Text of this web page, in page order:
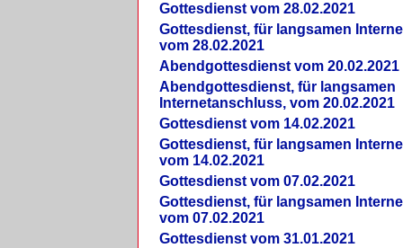
Gottesdienst vom 28.02.2021
Gottesdienst, für langsamen
vom 28.02.2021
Abendgottesdienst vom 20.02.2021
Abendgottesdienst, für langsamen
Internetanschluss, vom 20.02.2021
Gottesdienst vom 14.02.2021
Gottesdienst, für langsamen
vom 14.02.2021
Gottesdienst vom 07.02.2021
Gottesdienst, für langsamen
vom 07.02.2021
Gottesdienst vom 31.01.2021